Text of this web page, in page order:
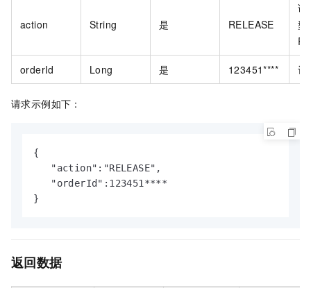
action String 是 RELEASE
请
型
orderId Long 是 123451**** 订
请求示例如下：
{
   "action":"RELEASE",
   "orderId":123451****
}
返回数据